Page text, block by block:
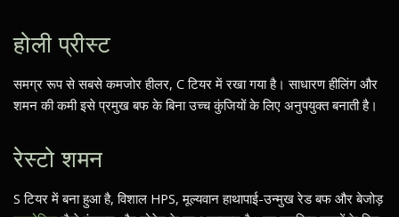
होली प्रीस्ट
समग्र रूप से सबसे कमजोर हीलर, C टियर में रखा गया है। साधारण हीलिंग और
शमन की कमी इसे प्रमुख बफ के बिना उच्च कुंजियों के लिए अनुपयुक्त बनाती है।
रेस्टो शमन
S टियर में बना हुआ है, विशाल HPS, मूल्यवान हाथापाई-उन्मुख रेड बफ और बेजोड़